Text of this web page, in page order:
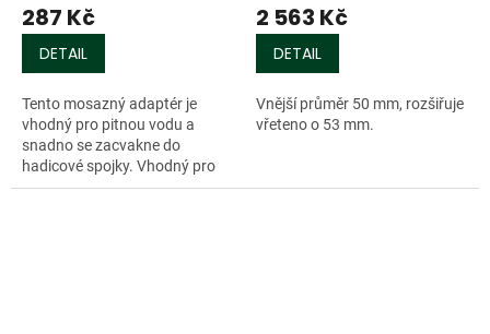
287 Kč
DETAIL
Tento mosazný adaptér je
vhodný pro pitnou vodu a
snadno se zacvakne do
hadicové spojky. Vhodný pro
kohoutky s vnějším...
2 563 Kč
DETAIL
Vnější průměr 50 mm, rozšiřuje
vřeteno o 53 mm.